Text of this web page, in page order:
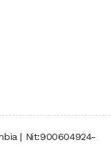
| Nit:900604924-